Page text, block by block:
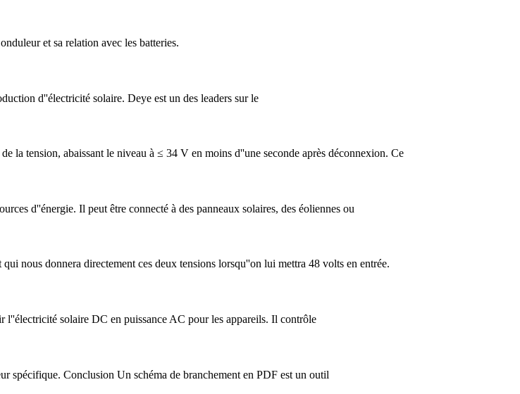
et sa relation avec les batteries.
d''électricité solaire. Deye est un des leaders sur le
la tension, abaissant le niveau à ≤ 34 V en moins d''une seconde après déconnexion. Ce
d''énergie. Il peut être connecté à des panneaux solaires, des éoliennes ou
nous donnera directement ces deux tensions lorsqu''on lui mettra 48 volts en entrée.
solaire DC en puissance AC pour les appareils. Il contrôle
spécifique. Conclusion Un schéma de branchement en PDF est un outil